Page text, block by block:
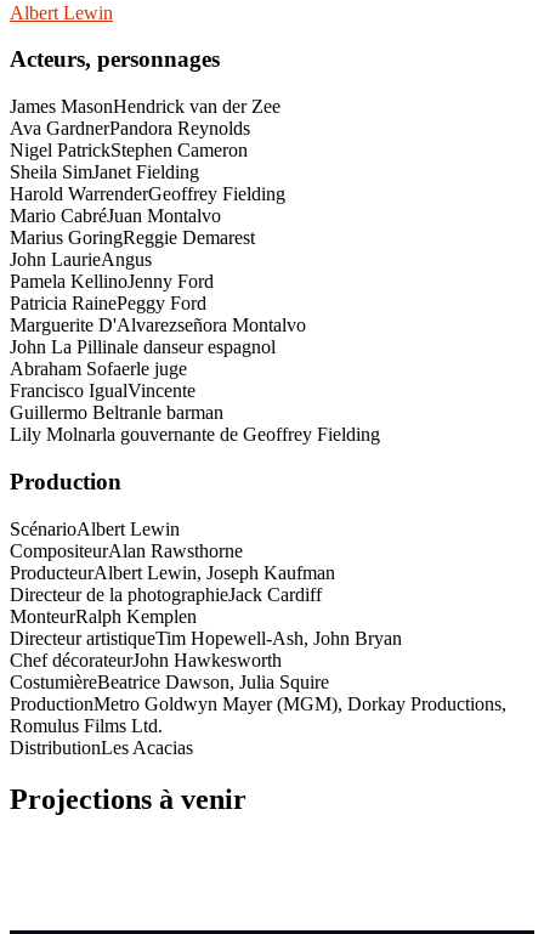
Albert Lewin
Acteurs, personnages
James MasonHendrick van der Zee
Ava GardnerPandora Reynolds
Nigel PatrickStephen Cameron
Sheila SimJanet Fielding
Harold WarrenderGeoffrey Fielding
Mario CabréJuan Montalvo
Marius GoringReggie Demarest
John LaurieAngus
Pamela KellinoJenny Ford
Patricia RainePeggy Ford
Marguerite D'Alvarezseñora Montalvo
John La Pillinale danseur espagnol
Abraham Sofaerle juge
Francisco IgualVincente
Guillermo Beltranle barman
Lily Molnarla gouvernante de Geoffrey Fielding
Production
ScénarioAlbert Lewin
CompositeurAlan Rawsthorne
ProducteurAlbert Lewin, Joseph Kaufman
Directeur de la photographieJack Cardiff
MonteurRalph Kemplen
Directeur artistiqueTim Hopewell-Ash, John Bryan
Chef décorateurJohn Hawkesworth
CostumièreBeatrice Dawson, Julia Squire
ProductionMetro Goldwyn Mayer (MGM), Dorkay Productions,
Romulus Films Ltd.
DistributionLes Acacias
Projections à venir